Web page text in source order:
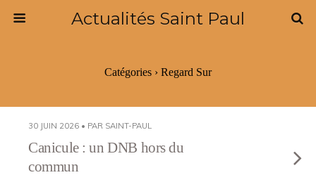
Actualités Saint Paul
Catégories › Regard Sur
30 JUIN 2026 • PAR SAINT-PAUL
Canicule : un DNB hors du
commun